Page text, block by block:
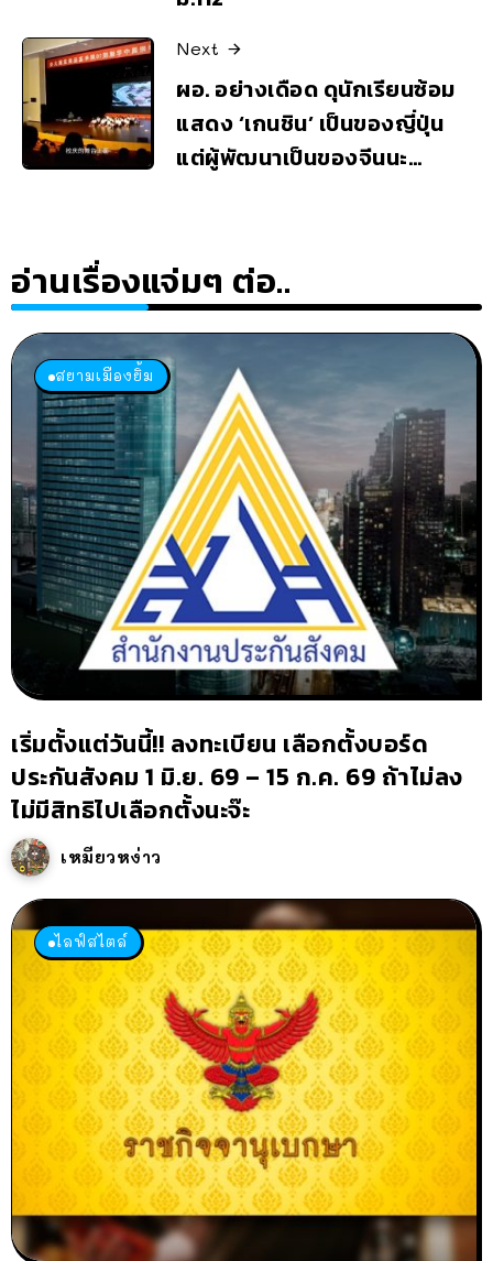
Next
ผอ. อย่างเดือด ดุนักเรียนซ้อม
แสดง ‘เกนชิน’ เป็นของญี่ปุ่น
แต่ผู้พัฒนาเป็นของจีนนะ…
อ่านเรื่องแจ่มๆ ต่อ..
สยามเมืองยิ้ม
เริ่มตั้งแต่วันนี้!! ลงทะเบียน เลือกตั้งบอร์ด
ประกันสังคม 1 มิ.ย. 69 – 15 ก.ค. 69 ถ้าไม่ลง
ไม่มีสิทธิไปเลือกตั้งนะจ๊ะ
เหมียวหง่าว
ไลฟ์สไตล์